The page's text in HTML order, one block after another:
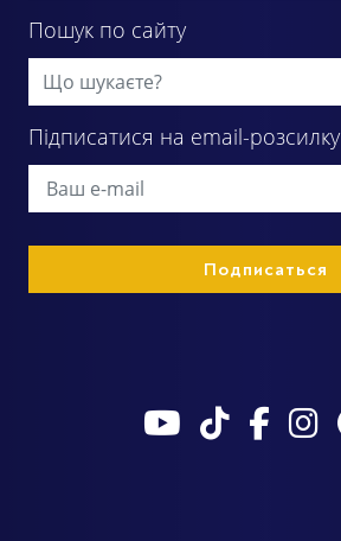
Пошук по сайту
Підписатися на email-розсилку